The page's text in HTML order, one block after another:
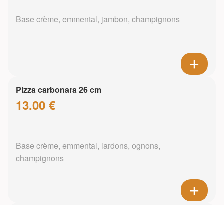
Base crème, emmental, jambon, champignons
Pizza carbonara 26 cm
13.00 €
Base crème, emmental, lardons, ognons,
champignons